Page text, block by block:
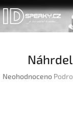
Přejít
na
obsah
Průměrné
Neohodnoceno